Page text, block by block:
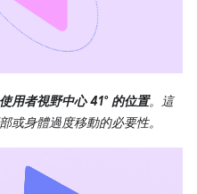
用者視野中心 41° 的位置。這
或身體過度移動的必要性。